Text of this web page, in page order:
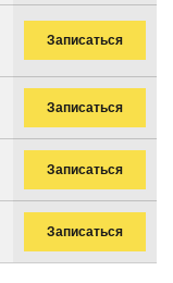
Записаться
Записаться
Записаться
Записаться